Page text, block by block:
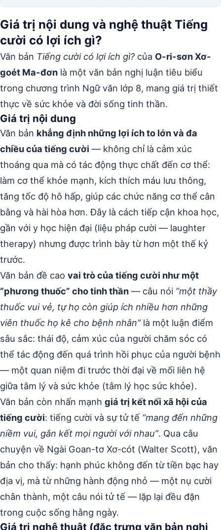
Giá trị nội dung và nghệ thuật Tiếng
cười có lợi ích gì?
Văn bản Tiếng cười có lợi ích gì?của O-ri-sơn Xơ-
goét Ma-đơn là một văn bản nghị luận tiêu biểu
trong chương trình Ngữ văn lớp 8, mang giá trị thiết
thực về sức khỏe và đời sống tinh thần.
Giá trị nội dung
Văn bản khẳng định những lợi ích to lớn và đa
chiều của tiếng cười — không chỉ là cảm xúc
thoáng qua mà có tác động thực chất đến cơ thể:
làm cơ thể khỏe mạnh, kích thích máu lưu thông,
tăng tốc độ hô hấp, giúp các chức năng cơ thể cân
bằng và hài hòa hơn. Đây là cách tiếp cận khoa học,
gần với y học hiện đại (liệu pháp cười — laughter
therapy) nhưng được trình bày từ hơn một thế kỷ
trước.
Văn bản đề cao vai trò của tiếng cười như một
“phương thuốc” cho tinh thần — câu nói “một thầy
thuốc vui vẻ, tự họ còn giúp ích nhiều hơn những
viên thuốc họ kê cho bệnh nhân”là một luận điểm
sâu sắc: thái độ, cảm xúc của người chăm sóc có
thể tác động đến quá trình hồi phục của người bệnh
— một quan niệm đi trước thời đại về mối liên hệ
giữa tâm lý và sức khỏe (tâm lý học sức khỏe).
Văn bản còn nhấn mạnh giá trị kết nối xã hội của
tiếng cười: tiếng cười và sự tử tế “mang đến những
niềm vui, gắn kết mọi người với nhau”. Qua câu
chuyện về Ngài Goan-tơ Xơ-cót (Walter Scott), văn
bản cho thấy: hạnh phúc không đến từ tiền bạc hay
địa vị, mà từ những hành động nhỏ — một nụ cười
chân thành, một câu nói tử tế — lặp lại đều đặn
trong cuộc sống hằng ngày.
Giá trị nghệ thuật (đặc trưng văn bản nghị